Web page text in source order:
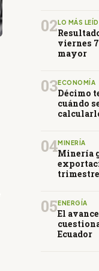
02 LO MÁS
viernes
mayor
03ECONOMÍA
Décimo
cuándo
04MINERÍA
Minería
trimestre
05 ENERGÍA
El
Ecuador